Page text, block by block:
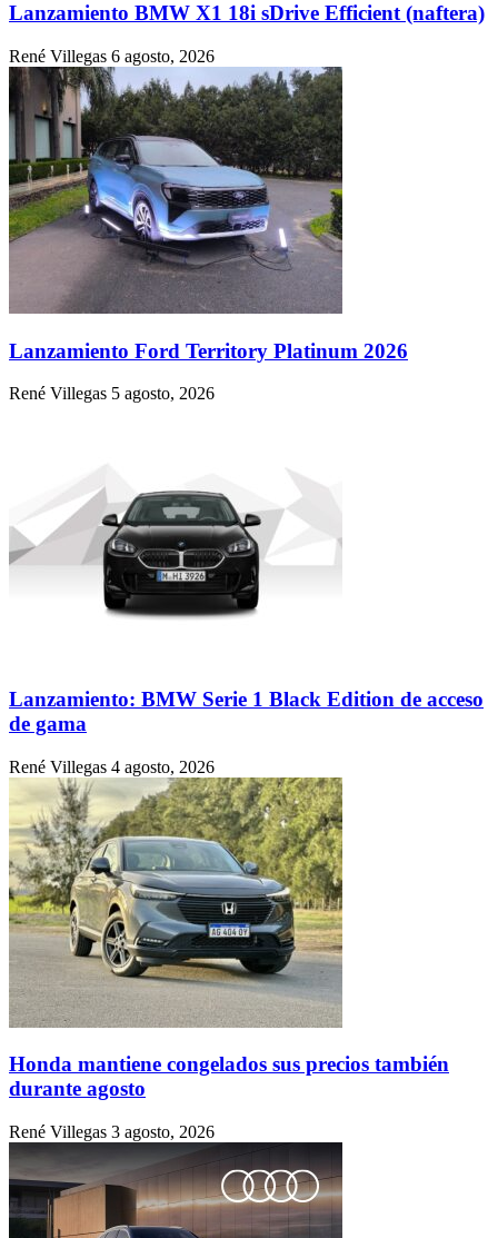
Lanzamiento BMW X1 18i sDrive Efficient (naftera)
René Villegas 6 agosto, 2026
Lanzamiento Ford Territory Platinum 2026
René Villegas 5 agosto, 2026
Lanzamiento: BMW Serie 1 Black Edition de acceso
de gama
René Villegas 4 agosto, 2026
Honda mantiene congelados sus precios también
durante agosto
René Villegas 3 agosto, 2026